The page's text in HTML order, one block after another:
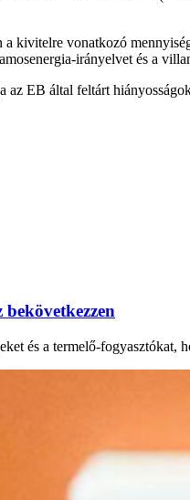
kivitelre vonatkozó
irányelvet és a
EB által feltárt
és a termelő-fogyasztókat,